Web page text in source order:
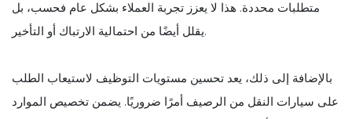
متطلبات محددة. هذا لا يعزز تجربة العملاء بشكل عام فحسب، بل
يقلل أيضًا من احتمالية الارتباك أو التأخير.
بالإضافة إلى ذلك، يعد تحسين مستويات التوظيف لاستيعاب الطلب
على سيارات النقل من الرصيف أمرًا ضروريًا. يضمن تخصيص الموارد